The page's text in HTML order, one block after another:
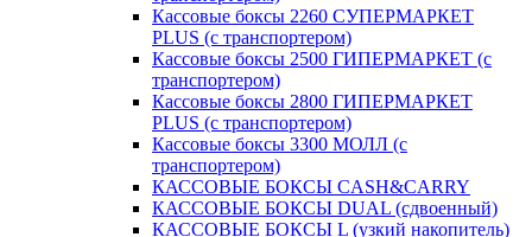
Кассовые боксы 2260 СУПЕРМАРКЕТ
PLUS (с транспортером)
Кассовые боксы 2500 ГИПЕРМАРКЕТ (с
транспортером)
Кассовые боксы 2800 ГИПЕРМАРКЕТ
PLUS (с транспортером)
Кассовые боксы 3300 МОЛЛ (с
транспортером)
КАССОВЫЕ БОКСЫ CASH&CARRY
КАССОВЫЕ БОКСЫ DUAL (сдвоенный)
КАССОВЫЕ БОКСЫ L (узкий накопитель)